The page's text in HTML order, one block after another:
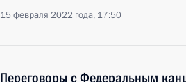
15 февраля 2022 года, 17:50
Переговоры с Федеральным